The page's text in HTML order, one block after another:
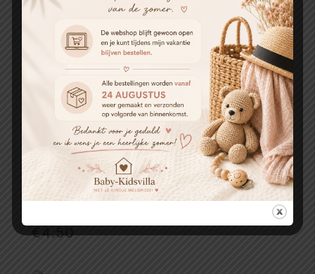
€ 4.95
Haarelastiekjes daisybloem creme |
set van 2
Haarelastiekjes daisybloem licht
€4.50